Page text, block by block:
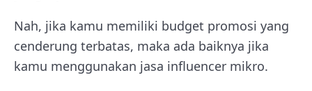
Nah, jika kamu memiliki budget promosi yang
cenderung terbatas, maka ada baiknya jika
kamu menggunakan jasa influencer mikro.